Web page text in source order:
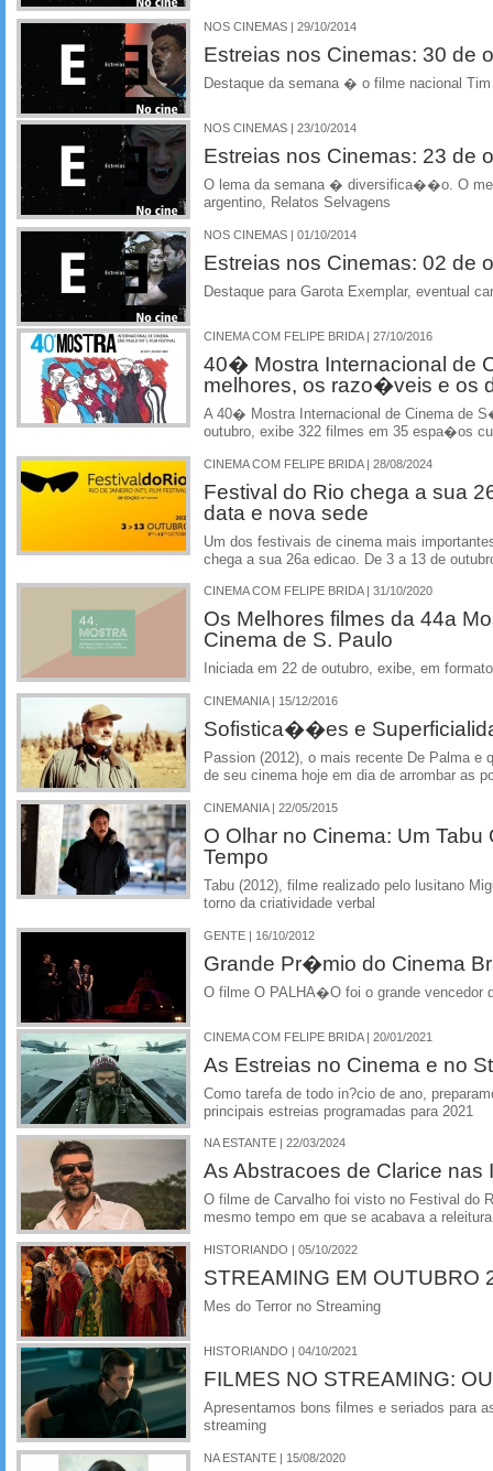
NOS CINEMAS | 29/10/2014
Estreias nos Cinemas: 30 de
Destaque da semana � o filme nacional
NOS CINEMAS | 23/10/2014
Estreias nos Cinemas: 23 de
O lema da semana � diversifica��o. O
argentino, Relatos Selvagens
NOS CINEMAS | 01/10/2014
Estreias nos Cinemas: 02 de
Destaque para Garota Exemplar, eventual
CINEMA COM FELIPE BRIDA | 27/10/2016
40� Mostra Internacional de
melhores, os razo�veis e os
A 40� Mostra Internacional de Cinema de
outubro, exibe 322 filmes em 35 espa�os
CINEMA COM FELIPE BRIDA | 28/08/2024
Festival do Rio chega a sua
data e nova sede
Um dos festivais de cinema mais
chega a sua 26a edicao. De 3 a 13 de
CINEMA COM FELIPE BRIDA | 31/10/2020
Os Melhores filmes da 44a
Cinema de S. Paulo
Iniciada em 22 de outubro, exibe, em
CINEMANIA | 15/12/2016
Sofistica��es e
Passion (2012), o mais recente De Palma e
de seu cinema hoje em dia de arrombar as
CINEMANIA | 22/05/2015
O Olhar no Cinema: Um Tabu
Tempo
Tabu (2012), filme realizado pelo lusitano
torno da criatividade verbal
GENTE | 16/10/2012
Grande Pr�mio do Cinema
O filme O PALHA�O foi o grande
CINEMA COM FELIPE BRIDA | 20/01/2021
As Estreias no Cinema e no
Como tarefa de todo in?cio de ano,
principais estreias programadas para 2021
NA ESTANTE | 22/03/2024
As Abstracoes de Clarice nas
O filme de Carvalho foi visto no Festival do
mesmo tempo em que se acabava a
HISTORIANDO | 05/10/2022
STREAMING EM OUTUBRO
Mes do Terror no Streaming
HISTORIANDO | 04/10/2021
FILMES NO STREAMING:
Apresentamos bons filmes e seriados para
streaming
NA ESTANTE | 15/08/2020